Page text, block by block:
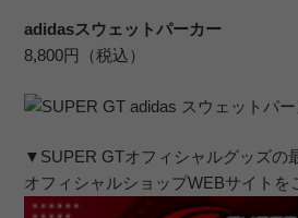
adidasスウェットパーカー
8,800円（税込）
▼SUPER GTオフィシャルグッズの
オフィシャルショップWEBサイトを